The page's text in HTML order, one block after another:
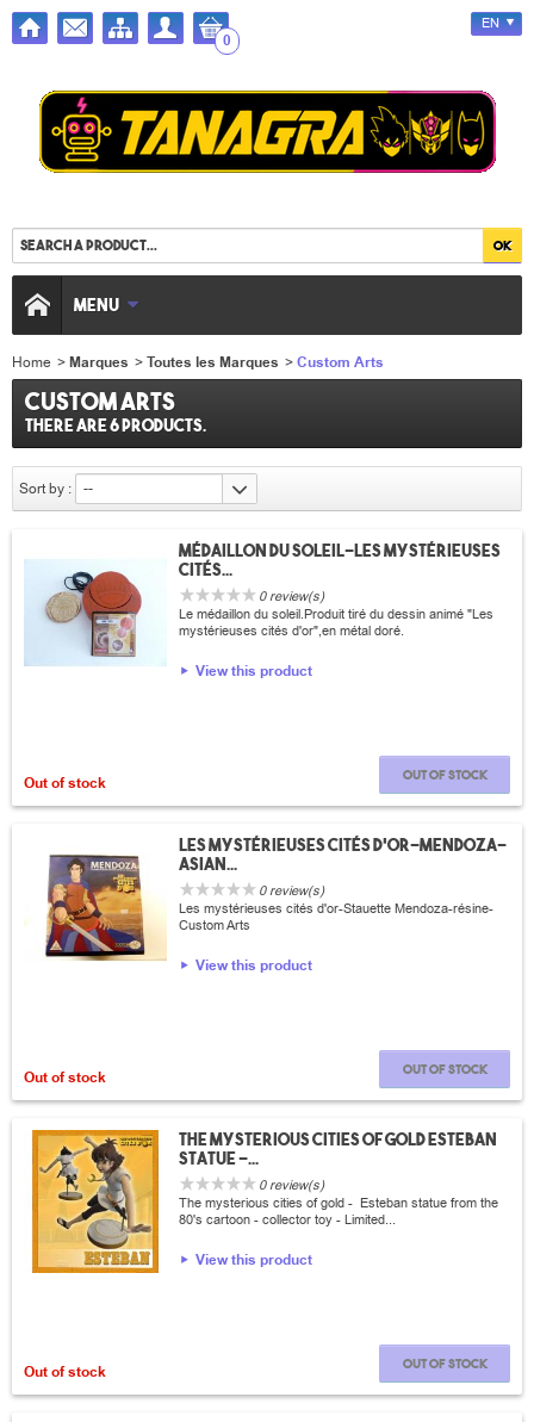
0
EN
MENU
Home >Marques >Toutes les Marques >Custom Arts
Custom Arts
There are 6 products.
Sort by : --
Médaillon du soleil-Les mystérieuses
cités...
0 review(s)
Le médaillon du soleil.Produit tiré du dessin animé "Les
mystérieuses cités d'or",en métal doré.
View this product
Out of stock Out of stock
Les mystérieuses cités d'or-Mendoza-
Asian...
0 review(s)
Les mystérieuses cités d'or-Stauette Mendoza-résine-
Custom Arts
View this product
Out of stock Out of stock
the mysterious cities of gold Esteban
statue -...
0 review(s)
The mysterious cities of gold - Esteban statue from the
80's cartoon - collector toy - Limited...
View this product
Out of stock Out of stock